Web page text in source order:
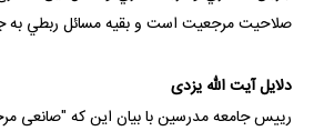
صلاحيت مرجعيت است و بقيه مسائل ربطي به
دلایل آیت الله یزدی
رییس جامعه مدرسین با بیان این که "صانعی